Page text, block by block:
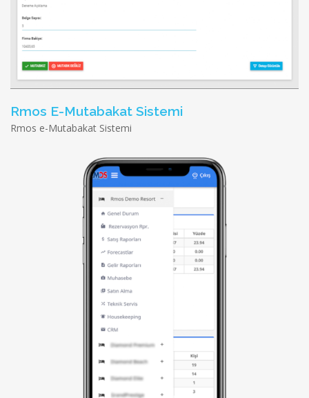
Rmos E-Mutabakat Sistemi
Rmos e-Mutabakat Sistemi